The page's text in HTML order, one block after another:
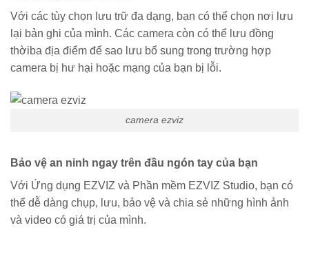
Với các tùy chọn lưu trữ đa dạng, bạn có thể chọn nơi lưu
lại bản ghi của mình. Các camera còn có thể lưu đồng
thờiba địa điểm để sao lưu bổ sung trong trường hợp
camera bị hư hại hoặc mạng của bạn bị lỗi.
camera ezviz
Bảo vệ an ninh ngay trên đầu ngón tay của bạn
Với Ứng dụng EZVIZ và Phần mềm EZVIZ Studio, bạn có
thể dễ dàng chụp, lưu, bảo vệ và chia sẻ những hình ảnh
và video có giá trị của mình.